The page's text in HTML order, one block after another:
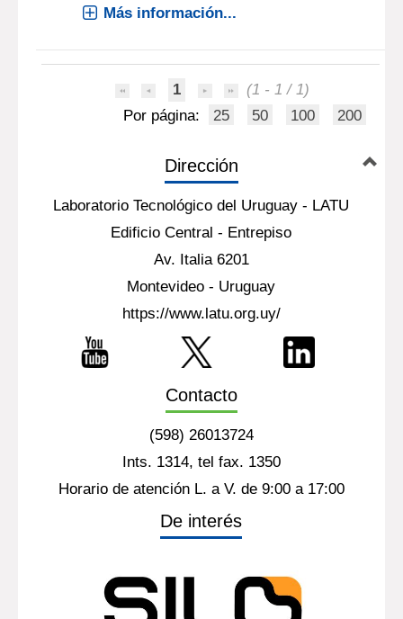
Más información...
1
(1 - 1 / 1)
Por página:
25 50 100 200
Dirección
Laboratorio Tecnológico del Uruguay - LATU
Edificio Central - Entrepiso
Av. Italia 6201
Montevideo - Uruguay
https://www.latu.org.uy/
Contacto
(598) 26013724
Ints. 1314, tel fax. 1350
Horario de atención L. a V. de 9:00 a 17:00
De interés